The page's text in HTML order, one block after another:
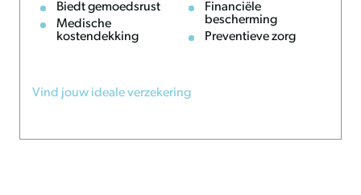
Biedt gemoedsrust
Medische
kostendekking
Financiële
bescherming
Preventieve zorg
Vind jouw ideale verzekering